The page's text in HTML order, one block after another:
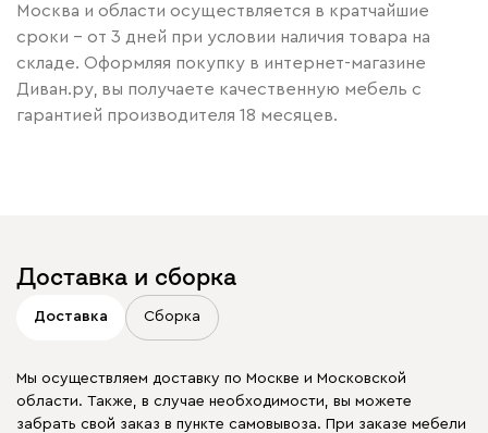
Москва и области осуществляется в кратчайшие
сроки – от 3 дней при условии наличия товара на
складе. Оформляя покупку в интернет-магазине
Диван.ру, вы получаете качественную мебель с
гарантией производителя 18 месяцев.
Доставка и сборка
Доставка Сборка
Мы осуществляем доставку по Москве и Московской
области. Также, в случае необходимости, вы можете
забрать свой заказ в пункте самовывоза. При заказе мебели